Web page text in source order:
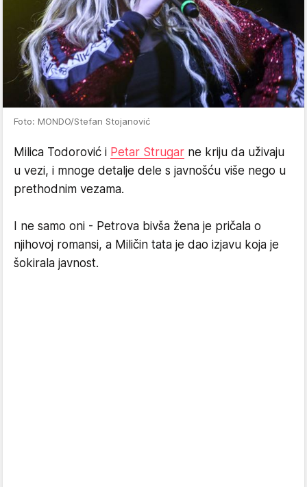
Foto: MONDO/Stefan Stojanović
Milica Todorović i Petar Strugar ne kriju da uživaju
u vezi, i mnoge detalje dele s javnošću više nego u
prethodnim vezama.
I ne samo oni - Petrova bivša žena je pričala o
njihovoj romansi, a Miličin tata je dao izjavu koja je
šokirala javnost.